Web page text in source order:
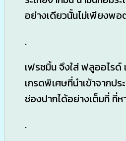
อย่างเดียวนั้นไม่เพียงพ
.
เฟรชมิ้น จึงใส่ ฟลูออไรด์
เกรดพิเศษที่นำเข้าจากป
ช่องปากได้อย่างเต็มที่ ที่
.